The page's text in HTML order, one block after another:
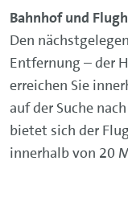
Bahnhof und
Den
Entfernung – der
erreichen Sie
auf der Suche
bietet sich der
innerhalb von 20